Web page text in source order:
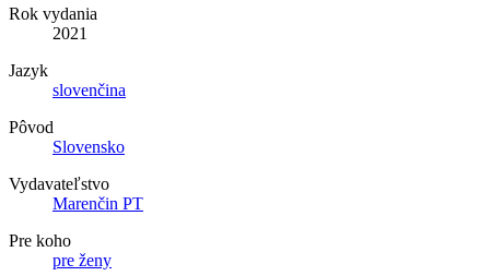
Rok vydania
2021
Jazyk
slovenčina
Pôvod
Slovensko
Vydavateľstvo
Marenčin PT
Pre koho
pre ženy